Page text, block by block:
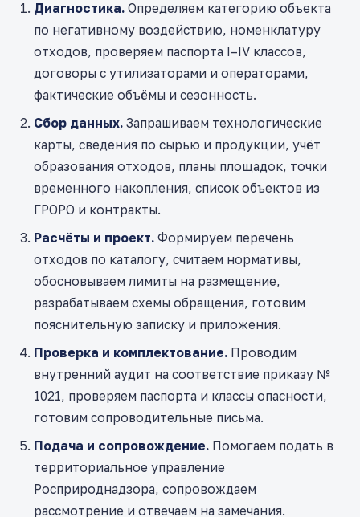
Диагностика. Определяем категорию объекта
по негативному воздействию, номенклатуру
отходов, проверяем паспорта I–IV классов,
договоры с утилизаторами и операторами,
фактические объёмы и сезонность.
Сбор данных. Запрашиваем технологические
карты, сведения по сырью и продукции, учёт
образования отходов, планы площадок, точки
временного накопления, список объектов из
ГРОРО и контракты.
Расчёты и проект. Формируем перечень
отходов по каталогу, считаем нормативы,
обосновываем лимиты на размещение,
разрабатываем схемы обращения, готовим
пояснительную записку и приложения.
Проверка и комплектование. Проводим
внутренний аудит на соответствие приказу №
1021, проверяем паспорта и классы опасности,
готовим сопроводительные письма.
Подача и сопровождение. Помогаем подать в
территориальное управление
Росприроднадзора, сопровождаем
рассмотрение и отвечаем на замечания.